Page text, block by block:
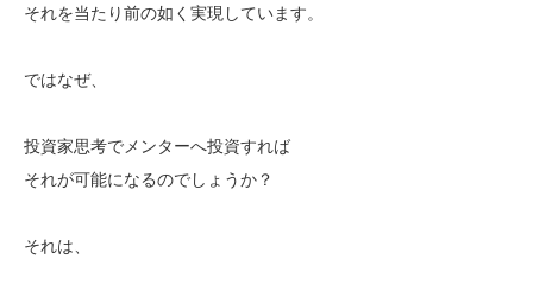
それを当たり前の如く実現しています。
ではなぜ、
投資家思考でメンターへ投資すれば
それが可能になるのでしょうか？
それは、